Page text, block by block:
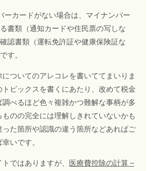
ーカードがない場合は、マイナンバー
書類（通知カードや住民票の写しな
認書類（運転免許証や健康保険証な
す。
ついてのアレコレを書いててまいりま
トピックスを書くにあたり、改めて税金
べるほど色々複雑かつ難解な事柄が多
ものの完全には理解しきれていないかも
った箇所や認識の違う箇所などあればご
いです。
ではありますが、 医療費控除の計算 –